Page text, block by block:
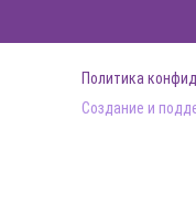
Политика
Создание и